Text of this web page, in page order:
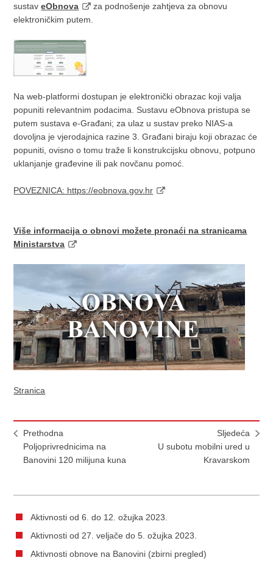
sustaveObnova
za podnošenje zahtjeva za obnovu
elektroničkim putem.
Na web-platformi dostupan je elektronički obrazac koji valja
popuniti relevantnim podacima. Sustavu eObnova pristupa se
putem sustava e-Građani; za ulaz u sustav preko NIAS-a
dovoljna je vjerodajnica razine 3. Građani biraju koji obrazac će
popuniti, ovisno o tomu traže li konstrukcijsku obnovu, potpuno
uklanjanje građevine ili pak novčanu pomoć.
POVEZNICA: https://eobnova.gov.hr
Više informacija o obnovi možete pronaći na stranicama
Ministarstva
Stranica
Prethodna
Poljoprivrednicima na
Banovini 120 milijuna kuna
Sljedeća
U subotu mobilni ured u
Kravarskom
Aktivnosti od 6. do 12. ožujka 2023.
Aktivnosti od 27. veljače do 5. ožujka 2023.
Aktivnosti obnove na Banovini (zbirni pregled)